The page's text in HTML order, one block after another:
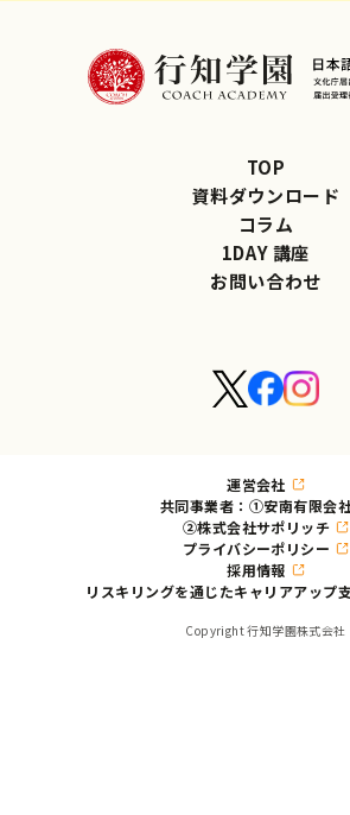
TOP
資料ダウンロード
コラム
1DAY 講座
お問い合わせ
運営会社
共同事業者：①安南有限会
②株式会社サポリッチ
プライバシーポリシー
採用情報
リスキリングを通じたキャリアアップ
Copyright 行知学園株式会社